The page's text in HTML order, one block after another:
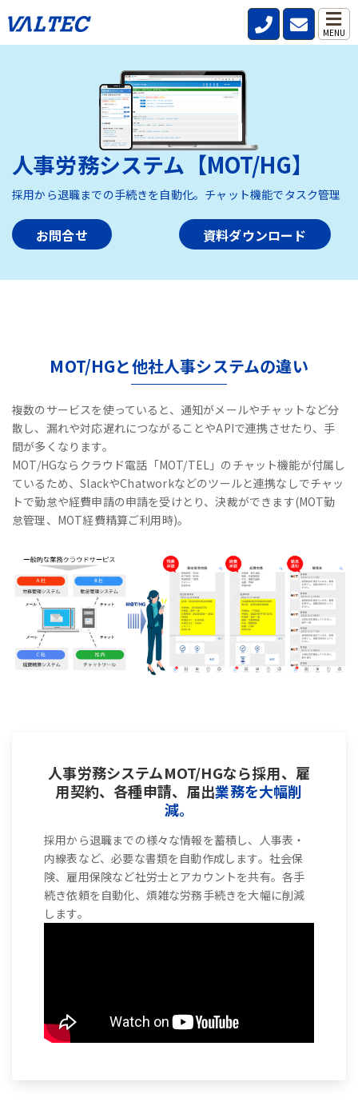
MENU
HOME>製品・サービス> 人事労務システム【MOT/HG】
人事労務システム【MOT/HG】
採用から退職までの手続きを自動化。チャット機能でタスク管理
お問合せ 資料ダウンロード
MOT/HGと他社人事システムの違い
複数のサービスを使っていると、通知がメールやチャットなど分
散し、漏れや対応遅れにつながることやAPIで連携させたり、手
間が多くなります。
MOT/HGならクラウド電話「MOT/TEL」のチャット機能が付属し
ているため、SlackやChatworkなどのツールと連携なしでチャッ
トで勤怠や経費申請の申請を受けとり、決裁ができます(MOT勤
怠管理、MOT経費精算ご利用時)。
人事労務システムMOT/HGなら採用、雇
用契約、各種申請、届出業務を大幅削
減。
採用から退職までの様々な情報を蓄積し、人事表・
内線表など、必要な書類を自動作成します。社会保
険、雇用保険など社労士とアカウントを共有。各手
続き依頼を自動化、煩雑な労務手続きを大幅に削減
します。